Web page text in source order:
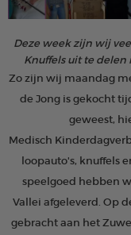
Deze week zijn wij
Knuffels uit te
Zo zijn wij maandag
de Jong is gekocht
geweest,
Medisch
loopauto's, knuffels
speelgoed hebben
Vallei afgeleverd. Op
gebracht aan het